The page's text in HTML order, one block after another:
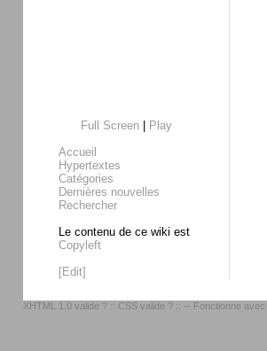
Full Screen|
Play
Accueil
Hypertextes
Catégories
Dernières nouvelles
Rechercher
Le contenu de ce wiki est
Copyleft
[Edit]
XHTML 1.0 valide ? :: CSS valide ? :: -- Fonctionne avec